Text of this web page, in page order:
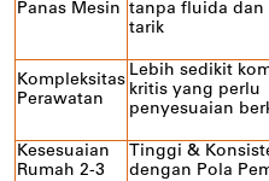
Panas Mesin
tanpa fluida dan
tarik
Kompleksitas
Perawatan
Lebih sedikit
kritis yang perlu
penyesuaian
Kesesuaian
Rumah 2-3
Tinggi &
dengan Pola